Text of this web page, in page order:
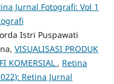
Jurnal Fotografi: Vol 1
Istri Puspawati
VISUALISASI PRODUK
KOMERSIAL , Retina
Retina Jurnal